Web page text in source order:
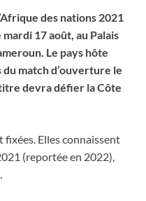
des nations 2021
17 août, au Palais
Le pays hôte
match d’ouverture le
devra défier la Côte
fixées. Elles connaissent
(reportée en 2022),
.